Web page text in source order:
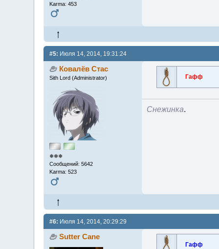
Karma: 453
#5: Июля 14, 2014, 19:31:24
Ковалёв Стас
Sith Lord (Administrator)
❄❄❄
Сообщений: 5642
Karma: 523
Гафф
Снежинка.
#6: Июля 14, 2014, 20:29:29
Sutter Cane
Гафф